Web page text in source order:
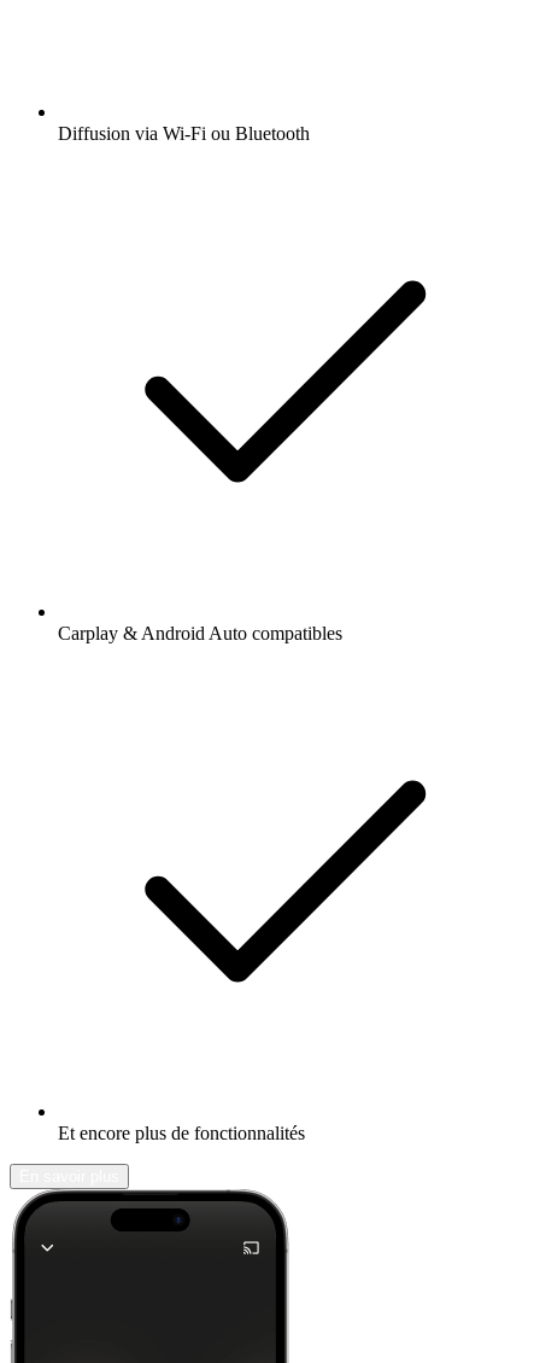
Diffusion via Wi-Fi ou Bluetooth
Carplay & Android Auto compatibles
Et encore plus de fonctionnalités